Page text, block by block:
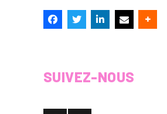
SUIVEZ-NOUS